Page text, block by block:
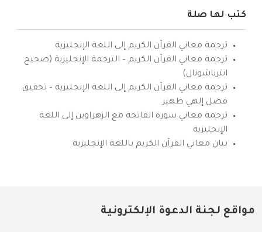
كتب لها صلة
ترجمة معاني القرآن الكريم إلى اللغة الإنجليزية
ترجمة معاني القرآن الكريم – الترجمة الإنجليزية (صحيح
انترناشونال)
ترجمة معاني القرآن الكريم إلى اللغة الإنجليزية – تحقيق
فضل إلهي ظهير
ترجمة معاني سورة الفاتحة مع الزهراوين إلى اللغة
الإنجليزية
بيان معاني القرآن الكريم باللغة الإنجليزية
مواقع لجنة الدعوة الإلكترونية